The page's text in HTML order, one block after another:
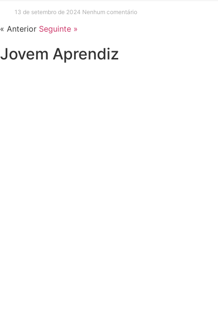
13 de setembro de 2024 Nenhum comentário
« Anterior Seguinte »
Jovem Aprendiz